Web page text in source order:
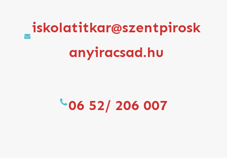
iskolatitkar@szentpirosk
anyiracsad.hu
06 52/ 206 007